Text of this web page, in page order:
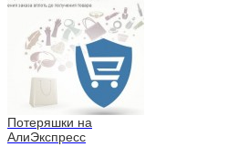
Потеряшки на
АлиЭкспресс